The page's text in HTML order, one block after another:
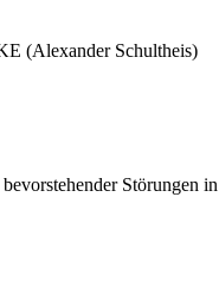
(Alexander Schultheis)
Störungen